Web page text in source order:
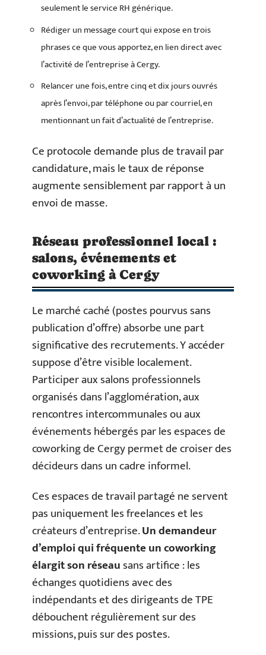
seulement le service RH générique.
Rédiger un message court qui expose en trois
phrases ce que vous apportez, en lien direct avec
l’activité de l’entreprise à Cergy.
Relancer une fois, entre cinq et dix jours ouvrés
après l’envoi, par téléphone ou par courriel, en
mentionnant un fait d’actualité de l’entreprise.
Ce protocole demande plus de travail par
candidature, mais le taux de réponse
augmente sensiblement par rapport à un
envoi de masse.
Réseau professionnel local :
salons, événements et
coworking à Cergy
Le marché caché (postes pourvus sans
publication d’offre) absorbe une part
significative des recrutements. Y accéder
suppose d’être visible localement.
Participer aux salons professionnels
organisés dans l’agglomération, aux
rencontres intercommunales ou aux
événements hébergés par les espaces de
coworking de Cergy permet de croiser des
décideurs dans un cadre informel.
Ces espaces de travail partagé ne servent
pas uniquement les freelances et les
créateurs d’entreprise.Un demandeur
d’emploi qui fréquente un coworking
élargit son réseausans artifice : les
échanges quotidiens avec des
indépendants et des dirigeants de TPE
débouchent régulièrement sur des
missions, puis sur des postes.